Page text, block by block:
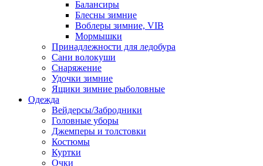
Балансиры
Блесны зимние
Воблеры зимние, VIB
Мормышки
Принадлежности для ледобура
Сани волокуши
Снаряжение
Удочки зимние
Ящики зимние рыболовные
Одежда
Вейдерсы/Забродники
Головные уборы
Джемперы и толстовки
Костюмы
Куртки
Очки